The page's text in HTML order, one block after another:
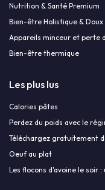
Nutrition & Santé Premium
Bien-être Holistique & Doux
Appareils minceur et perte
Bien-être thermique
Les plus lus
Calories pâtes
Perdez du poids avec le
Téléchargez gratuitement
Oeuf au plat
Les flocons d'avoine le soir